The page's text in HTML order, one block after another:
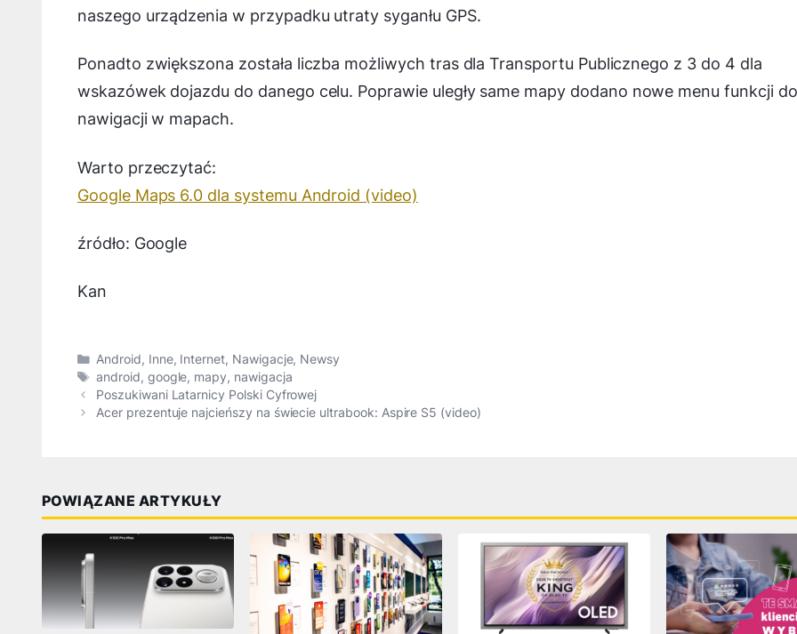
naszego urządzenia w przypadku utraty syganłu GPS.
Ponadto zwiększona została liczba możliwych tras dla Transportu Publicznego z 3 do 4 dla
wskazówek dojazdu do danego celu. Poprawie uległy same mapy dodano nowe menu funkcji do
nawigacji w mapach.
Warto przeczytać:
Google Maps 6.0 dla systemu Android (video)
źródło: Google
Kan
Kategorie
Android, Inne, Internet, Nawigacje, Newsy
Tagi
android, google, mapy, nawigacja
Poszukiwani Latarnicy Polski Cyfrowej
Acer prezentuje najcieńszy na świecie ultrabook: Aspire S5 (video)
POWIĄZANE ARTYKUŁY